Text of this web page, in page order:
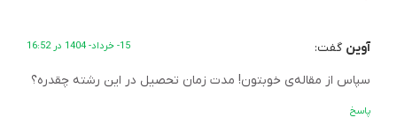
آوین گفت: 15- خرداد- 1404 در 16:52
سپاس از مقاله‌ی خوبتون! مدت زمان تحصیل در این رشته چقدره؟
پاسخ